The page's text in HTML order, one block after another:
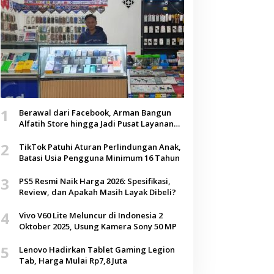
1
Berawal dari Facebook, Arman Bangun
Alfatih Store hingga Jadi Pusat Layanan
2
TikTok Patuhi Aturan Perlindungan Anak,
Batasi Usia Pengguna Minimum 16 Tahun
3
PS5 Resmi Naik Harga 2026: Spesifikasi,
Review, dan Apakah Masih Layak Dibeli?
4
Vivo V60 Lite Meluncur di Indonesia 2
Oktober 2025, Usung Kamera Sony 50 MP
5
Lenovo Hadirkan Tablet Gaming Legion
Tab, Harga Mulai Rp7,8 Juta